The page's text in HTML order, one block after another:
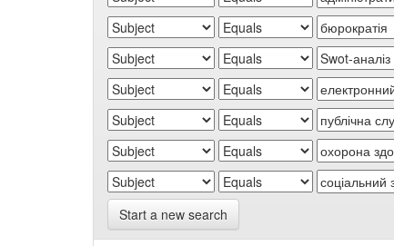
Start a new search